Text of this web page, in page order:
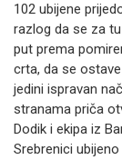
102 ubijene
razlog da se za
put prema
crta, da se
jedini ispravan
stranama priča
Dodik i ekipa iz
Srebrenici